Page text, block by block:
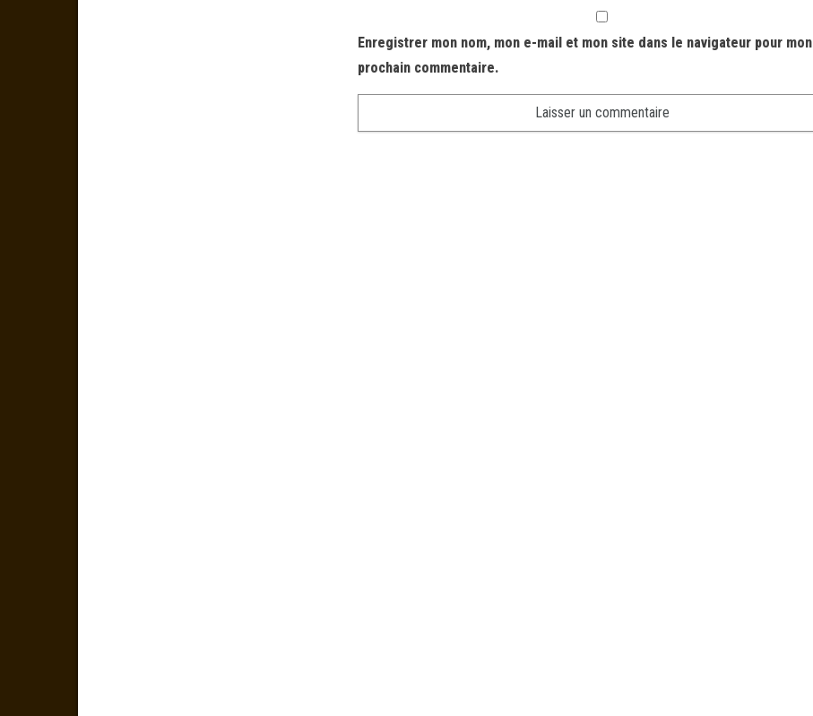
Enregistrer mon nom, mon e-mail et mon site dans le navigateur pour mon
prochain commentaire.